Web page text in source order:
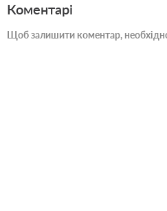
Коментарі
Щоб залишити коментар,